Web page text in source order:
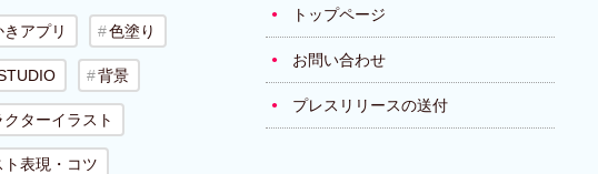
アプリ 色塗り
背景
ターイラスト
ト表現・コツ
トップページ
お問い合わせ
プレスリリースの送付